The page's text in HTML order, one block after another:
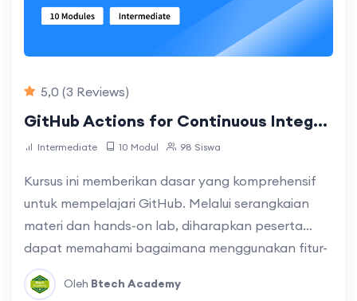
5,0 (3 Reviews)
GitHub Actions for Continuous Integration and Deployment
Intermediate 10 Modul 98 Siswa
Kursus ini memberikan dasar yang komprehensif
untuk mempelajari GitHub. Melalui serangkaian
materi dan hands-on lab, diharapkan peserta
dapat memahami bagaimana menggunakan fitur-
fitur pada GitHub serta bagaimana cara integrasi
GitHub dengan alat lain seperti Kubernetes dan
Oleh Btech Academy